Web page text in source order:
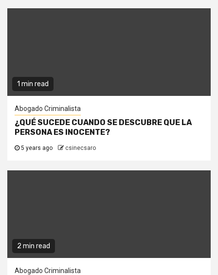
1 min read
Abogado Criminalista
¿QUÉ SUCEDE CUANDO SE DESCUBRE QUE LA
PERSONA ES INOCENTE?
5 years ago csinecsaro
2 min read
Abogado Criminalista